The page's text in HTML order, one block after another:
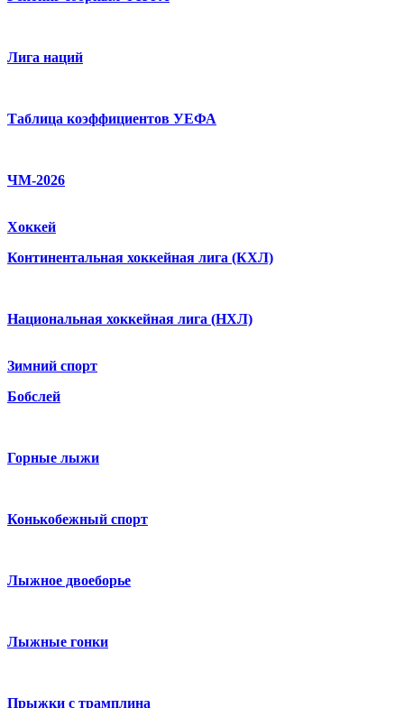
Лига наций
Таблица коэффициентов УЕФА
ЧМ-2026
Хоккей
Континентальная хоккейная лига (КХЛ)
Национальная хоккейная лига (НХЛ)
Зимний спорт
Бобслей
Горные лыжи
Конькобежный спорт
Лыжное двоеборье
Лыжные гонки
Прыжки с трамплина